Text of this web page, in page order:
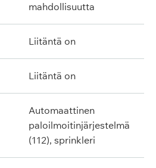
mahdollisuutta
liitäntä on
liitäntä on
automaattinen
paloilmoitinjärjestelmä
(112), sprinkleri